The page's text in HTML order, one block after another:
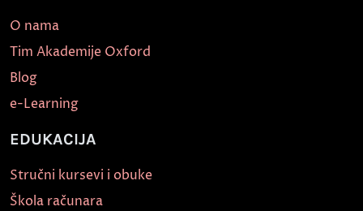
O nama
Tim Akademije Oxford
Blog
e-Learning
EDUKACIJA
Stručni kursevi i obuke
Škola računara